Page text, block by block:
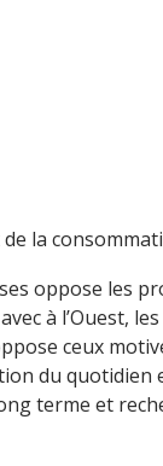
la
oppose les
à l’Ouest,
ceux
du
terme et